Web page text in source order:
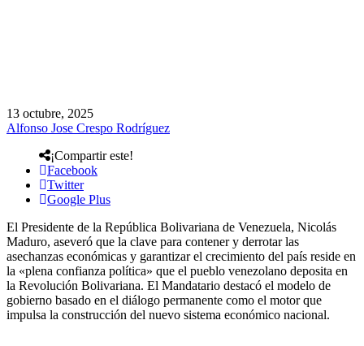
13 octubre, 2025
Alfonso Jose Crespo Rodríguez
¡Compartir este!
Facebook
Twitter
Google Plus
El Presidente de la República Bolivariana de Venezuela, Nicolás
Maduro, aseveró que la clave para contener y derrotar las
asechanzas económicas y garantizar el crecimiento del país reside en
la «plena confianza política» que el pueblo venezolano deposita en
la Revolución Bolivariana. El Mandatario destacó el modelo de
gobierno basado en el diálogo permanente como el motor que
impulsa la construcción del nuevo sistema económico nacional.